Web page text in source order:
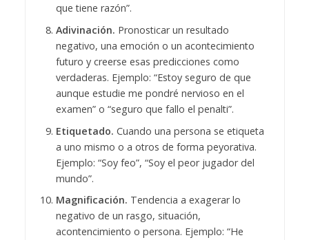
que tiene razón”.
Adivinación. Pronosticar un resultado
negativo, una emoción o un acontecimiento
futuro y creerse esas predicciones como
verdaderas. Ejemplo: “Estoy seguro de que
aunque estudie me pondré nervioso en el
examen” o “seguro que fallo el penalti”.
Etiquetado. Cuando una persona se etiqueta
a uno mismo o a otros de forma peyorativa.
Ejemplo: “Soy feo”, “Soy el peor jugador del
mundo”.
Magnificación. Tendencia a exagerar lo
negativo de un rasgo, situación,
acontencimiento o persona. Ejemplo: “He